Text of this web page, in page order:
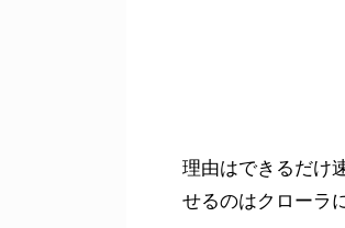
理由はできるだけ
せるのはクローラ